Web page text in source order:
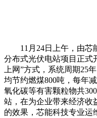
11月24日上午，由
分布式光伏电站项目正式
上网”方式，系统周期25
均节约燃煤800吨，每年
氧化碳等有害颗粒物共
站，在为企业带来经济收
的效果，芯能科技专业运